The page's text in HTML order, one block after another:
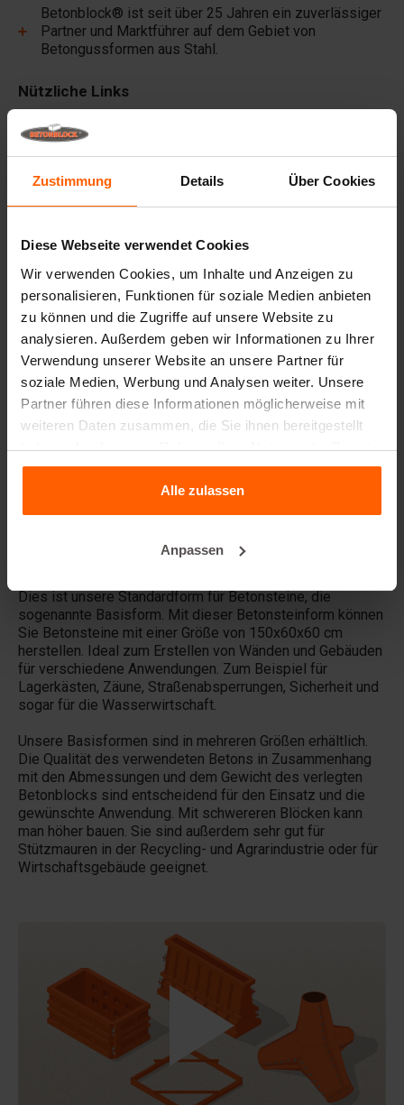
Zustimmung Details Über Cookies
Diese Webseite verwendet Cookies
Wir verwenden Cookies, um Inhalte und Anzeigen zu
personalisieren, Funktionen für soziale Medien anbieten
zu können und die Zugriffe auf unsere Website zu
analysieren. Außerdem geben wir Informationen zu Ihrer
Verwendung unserer Website an unsere Partner für
soziale Medien, Werbung und Analysen weiter. Unsere
Partner führen diese Informationen möglicherweise mit
weiteren Daten zusammen, die Sie ihnen bereitgestellt
haben oder die sie im Rahmen Ihrer Nutzung der Dienste
gesammelt haben.
Alle zulassen
Anpassen
Betonblock® ist seit über 25 Jahren ein zuverlässiger
Partner und Marktführer auf dem Gebiet von
Betongussformen aus Stahl.
Nützliche Links
Trennwände
Deckplatten
Zubehör
Ersatzteile
Häufig gestellte Fragen
Aus welchem Material sind die Gussformen
hergestellt?
Verkauft Betonblock® auch Betonblöcke?
Dies ist unsere Standardform für Betonsteine, die
sogenannte Basisform. Mit dieser Betonsteinform können
Sie Betonsteine ​​mit einer Größe von 150x60x60 cm
herstellen. Ideal zum Erstellen von Wänden und Gebäuden
für verschiedene Anwendungen. Zum Beispiel für
Lagerkästen, Zäune, Straßenabsperrungen, Sicherheit und
sogar für die Wasserwirtschaft.
Unsere Basisformen sind in mehreren Größen erhältlich.
Die Qualität des verwendeten Betons in Zusammenhang
mit den Abmessungen und dem Gewicht des verlegten
Betonblocks sind entscheidend für den Einsatz und die
gewünschte Anwendung. Mit schwereren Blöcken kann
man höher bauen. Sie sind außerdem sehr gut für
Stützmauren in der Recycling- und Agrarindustrie oder für
Wirtschaftsgebäude geeignet.